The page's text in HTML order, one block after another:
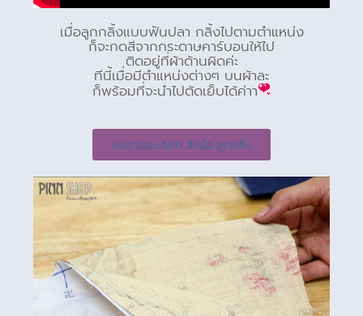
เมื่อลูกกลิ้งแบบฟันปลา กลิ้งไปตามตำแหน่ง
ก็จะกดสีจากกระดาษคาร์บอนให้ไป
ติดอยู่ที่ผ้าด้านผิดค่ะ
ทีนี้เมื่อมีตำแหน่งต่างๆ บนผ้าละ
ก็พร้อมที่จะนำไปตัดเย็บได้ค่าา
ชมรายละเอียด สั่งซื้อ ลูกกลิ้ง